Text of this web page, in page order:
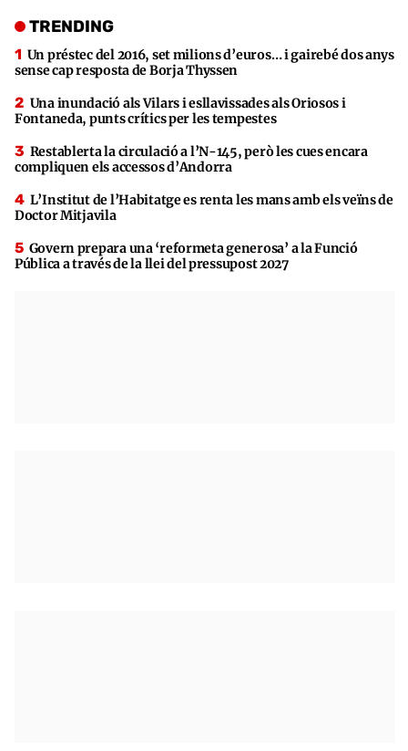
TRENDING
Un préstec del 2016, set milions d’euros… i gairebé dos anys
sense cap resposta de Borja Thyssen
Una inundació als Vilars i esllavissades als Oriosos i
Fontaneda, punts crítics per les tempestes
Restablerta la circulació a l’N-145, però les cues encara
compliquen els accessos d’Andorra
L’Institut de l’Habitatge es renta les mans amb els veïns de
Doctor Mitjavila
Govern prepara una ‘reformeta generosa’ a la Funció
Pública a través de la llei del pressupost 2027